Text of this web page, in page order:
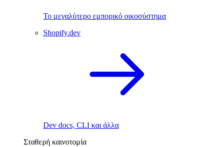
Το μεγαλύτερο εμπορικό οικοσύστημα
Shopify.dev
Dev docs, CLI και άλλα
Σταθερή καινοτομία